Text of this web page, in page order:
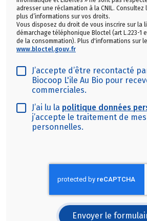
adresser une réclamation à la CNIL. Consultez
plus d’informations sur vos droits.
Vous disposez du droit de vous inscrire sur la
démarchage téléphonique Bloctel (art L.223-1
de la consommation). Plus d'informations sur
www.bloctel.gouv.fr
J’accepte d’être recontacté
Biocoop L'ile Au Bio pour
commerciales.
J’ai lu la politique données
j’accepte le traitement de
personnelles.
Envoyer le